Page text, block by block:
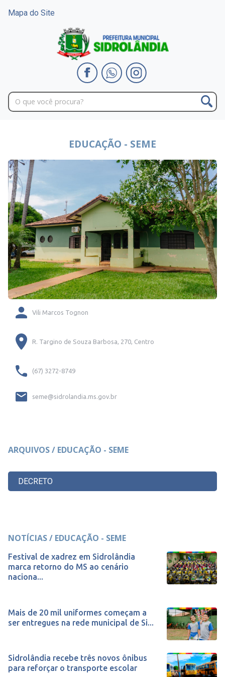
Mapa do Site
EDUCAÇÃO - SEME
Vili Marcos Tognon
R. Targino de Souza Barbosa, 270, Centro
(67) 3272-8749
seme@sidrolandia.ms.gov.br
ARQUIVOS / EDUCAÇÃO - SEME
DECRETO
NOTÍCIAS / EDUCAÇÃO - SEME
Festival de xadrez em Sidrolândia
marca retorno do MS ao cenário
naciona...
Mais de 20 mil uniformes começam a
ser entregues na rede municipal de Si...
Sidrolândia recebe três novos ônibus
para reforçar o transporte escolar